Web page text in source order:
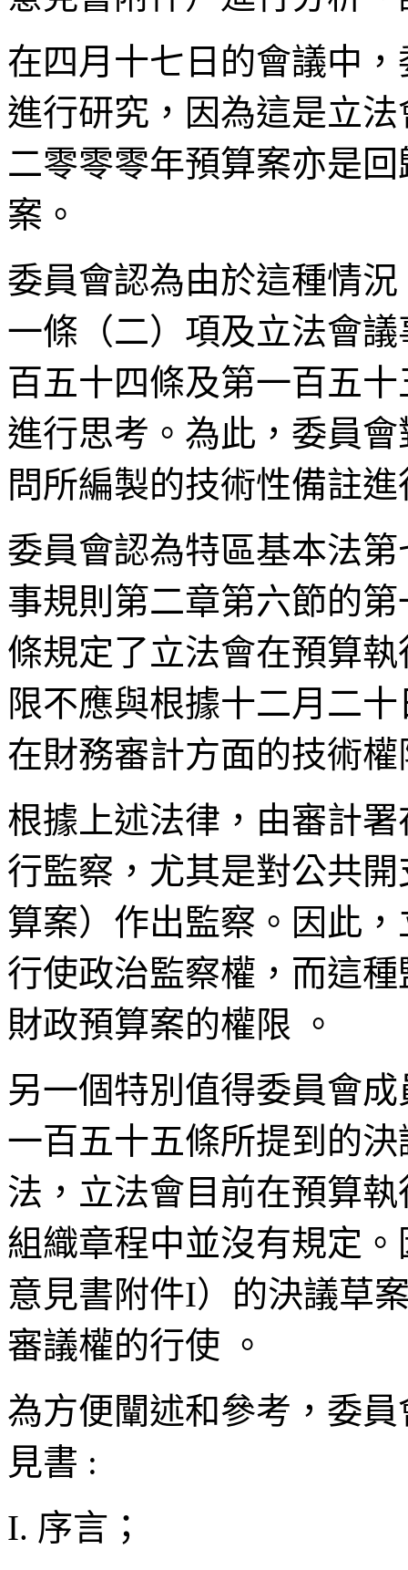
在四月十七日的會議中
進行研究，因為這是立
二零零零年預算案亦是
案。
委員會認為由於這種情
一條（二）項及立法會
百五十四條及第一百五
進行思考。為此，委員
問所編製的技術性備註
委員會認為特區基本法
事規則第二章第六節的
條規定了立法會在預算
限不應與根據十二月二十
在財務審計方面的技術
根據上述法律，由審計
行監察，尤其是對公共
算案）作出監察。因此
行使政治監察權，而這
財政預算案的權限 。
另一個特別值得委員會
一百五十五條所提到的
法，立法會目前在預算
組織章程中並沒有規定
意見書附件I）的決議草
審議權的行使 。
為方便闡述和參考，委
見書 :
I. 序言；